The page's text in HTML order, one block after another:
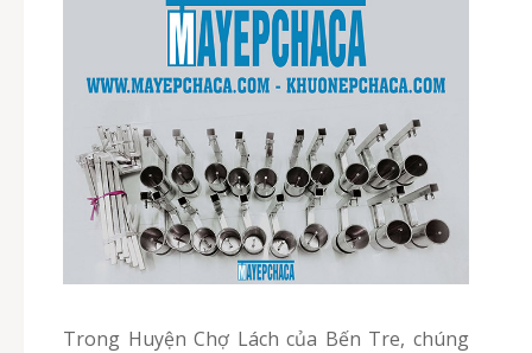
Trong Huyện Chợ Lách của Bến Tre, chúng